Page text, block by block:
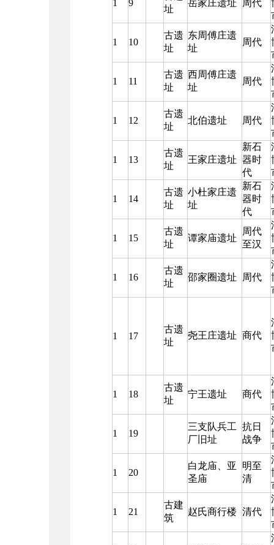
1 9
址
岳家庄遗址 周代
1 10
古遗
址
东周傅庄遗
址
周代
1 11
古遗
址
西周傅庄遗
址
周代
1 12
古遗
址
北伯遗址 周代
1 13
古遗
址
王家庄遗址
新石
器时
代
1 14
古遗
址
小杜家庄遗
址
新石
器时
代
1 15
古遗
址
谭家庙遗址
周代
至汉
1 16
古遗
址
邵家圈遗址 周代
1 17
古遗
址
尧王庄遗址 商代
1 18
古遗
址
宁王遗址 商代
1 19
三支队兵工
厂旧址
抗日
战争
1 20
白龙庙、亚
圣庙
明至
清
1 21
古建
筑
赵氏商行楼 清代